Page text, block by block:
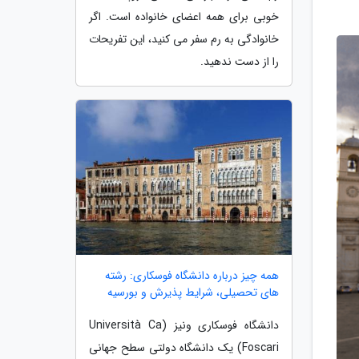
خوبی برای همه اعضای خانواده است. اگر
خانوادگی به رم سفر می کنید، این تفریحات
را از دست ندهید.
همه چیز درباره دانشگاه فوسکاری: رشته
های تحصیلی، شرایط پذیرش و بورسیه
دانشگاه فوسکاری ونیز (Università Ca
Foscari) یک دانشگاه دولتی سطح جهانی